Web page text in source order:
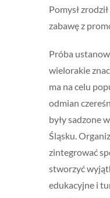
Pomysł
zabawę z
Próba
wielorakie
ma na celu
odmian
były sadzone
Śląsku.
zintegrować
stworzyć
edukacyjne i